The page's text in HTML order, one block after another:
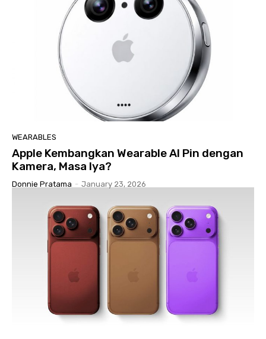
WEARABLES
Apple Kembangkan Wearable AI Pin dengan
Kamera, Masa Iya?
Donnie Pratama - January 23, 2026